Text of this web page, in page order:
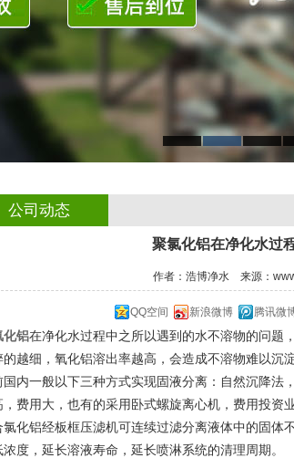
1 2 3
公司动态
聚氯化铝​在净化水过
作者：浩博净水 来源：
QQ空间 新浪微博 腾讯微
化铝在净化水过程中之所以遇到的水不溶物的问题
的越细，氧化铝溶出率越高，会造成不溶物难以沉
国内一般以下三种方式实现固液分离：自然沉降
，费用大，也有的采用卧式螺旋离心机，费用投资
氯化铝经板框压滤机可连续过滤分离液体中的固体
浓度，延长溶液寿命，延长喷淋系统的清理周期。